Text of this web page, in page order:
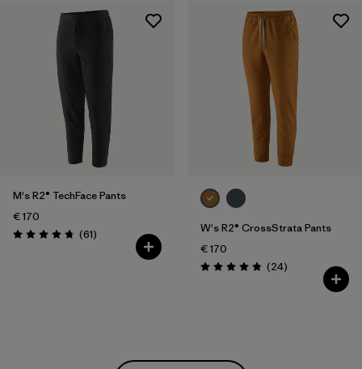
M's R2® TechFace Pants
€ 170
Puntuación: 4.8 / 5
(61Reseñas
)
W's R2® CrossStrata Pants
€ 170
Puntuación: 4.8 / 5
(24Reseñas
)